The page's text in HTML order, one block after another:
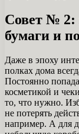
Совет № 2:
бумаги и
Даже в эпоху
полках дома
Постоянно
косметикой и
то, что нужно.
не потерять
например. А для